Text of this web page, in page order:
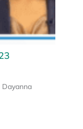
Dayanna